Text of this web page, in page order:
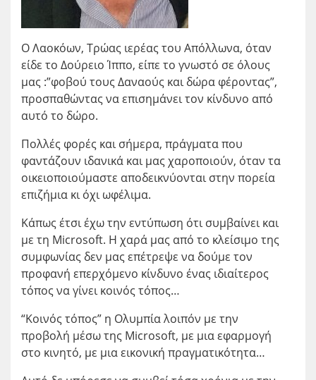
Ο Λαοκόων, Τρώας ιερέας του Απόλλωνα, όταν
είδε το Δούρειο Ίππο, είπε το γνωστό σε όλους
μας :”φοβού τους Δαναούς και δώρα φέροντας”,
προσπαθώντας να επισημάνει τον κίνδυνο από
αυτό το δώρο.
Πολλές φορές και σήμερα, πράγματα που
φαντάζουν ιδανικά και μας χαροποιούν, όταν τα
οικειοποιούμαστε αποδεικνύονται στην πορεία
επιζήμια κι όχι ωφέλιμα.
Κάπως έτσι έχω την εντύπωση ότι συμβαίνει και
με τη Microsoft. Η χαρά μας από το κλείσιμο της
συμφωνίας δεν μας επέτρεψε να δούμε τον
προφανή επερχόμενο κίνδυνο ένας ιδιαίτερος
τόπος να γίνει κοινός τόπος…
“Κοινός τόπος” η Ολυμπία λοιπόν με την
προβολή μέσω της Microsoft, με μια εφαρμογή
στο κινητό, με μια εικονική πραγματικότητα…